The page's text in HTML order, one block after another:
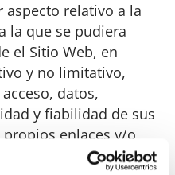
relativo a la
la que se pudiera
el Sitio Web, en
y no limitativo,
datos,
y fiabilidad de sus
enlaces y/o
en general.